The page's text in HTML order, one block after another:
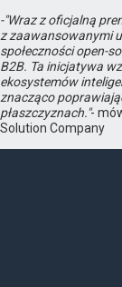
-"Wraz z oficjalną
z zaawansowanymi
społeczności open-
B2B. Ta inicjatywa
ekosystemów
znacząco
płaszczyznach."-
Solution Company